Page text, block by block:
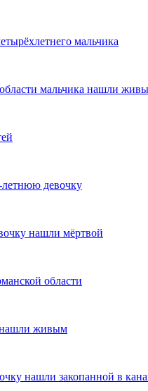
мальчика
мальчика нашли
девочку
нашли мёртвой
области
нашли живым
нашли закопанной в